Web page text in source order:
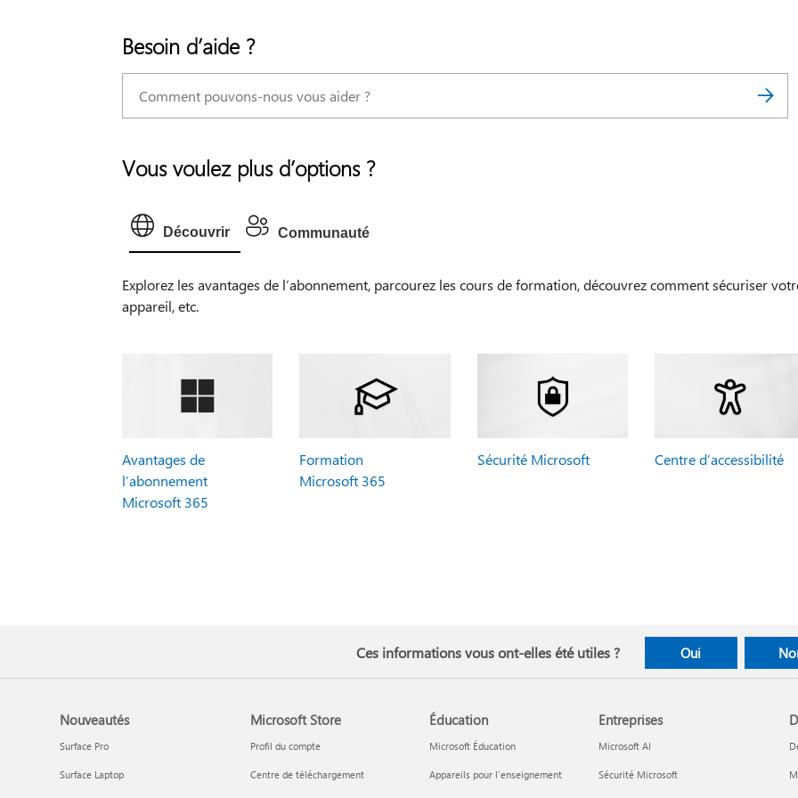
Besoin d’aide ?
Vous voulez plus d’options ?
Découvrir Communauté
Explorez les avantages de l’abonnement, parcourez les cours de formation, découvrez comment sécuriser
appareil, etc.
Avantages de
l’abonnement
Microsoft 365
Formation
Microsoft 365
Sécurité Microsoft Centre d’accessibilité
Ces informations vous ont-elles été utiles ? Oui
Nouveautés
Surface Pro
Surface Laptop
Microsoft Store
Profil du compte
Centre de téléchargement
Éducation
Microsoft Éducation
Appareils pour l’enseignement
Entreprises
Microsoft AI
Sécurité Microsoft